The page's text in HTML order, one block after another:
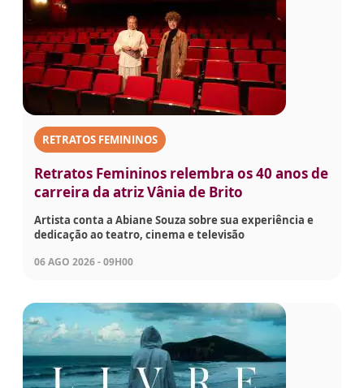
RETRATOS FEMININOS
Retratos Femininos relembra os 40 anos de
carreira da atriz Vânia de Brito
Artista conta a Abiane Souza sobre sua experiência e
dedicação ao teatro, cinema e televisão
06 AGO 2026 - 09H00